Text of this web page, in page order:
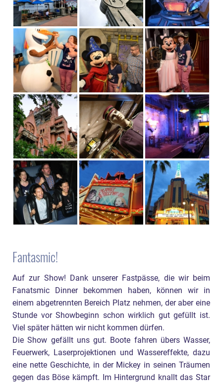
Fantasmic!
Auf zur Show! Dank unserer Fastpässe, die wir beim
Fanatsmic Dinner bekommen haben, können wir in
einem abgetrennten Bereich Platz nehmen, der aber eine
Stunde vor Showbeginn schon wirklich gut gefüllt ist.
Viel später hätten wir nicht kommen dürfen.
Die Show gefällt uns gut. Boote fahren übers Wasser,
Feuerwerk, Laserprojektionen und Wassereffekte, dazu
eine nette Geschichte, in der Mickey in seinen Träumen
gegen das Böse kämpft. Im Hintergrund knallt das Star